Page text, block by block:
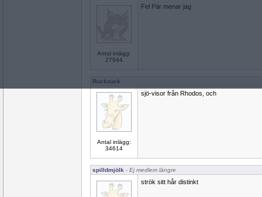
Antal inlägg:
27944
Fel Pär menar jag
Ruckzuck
Antal inlägg:
34614
sjö-visor från Rhodos, och
spilldmjölk - Ej medlem längre
strök sitt hår distinkt